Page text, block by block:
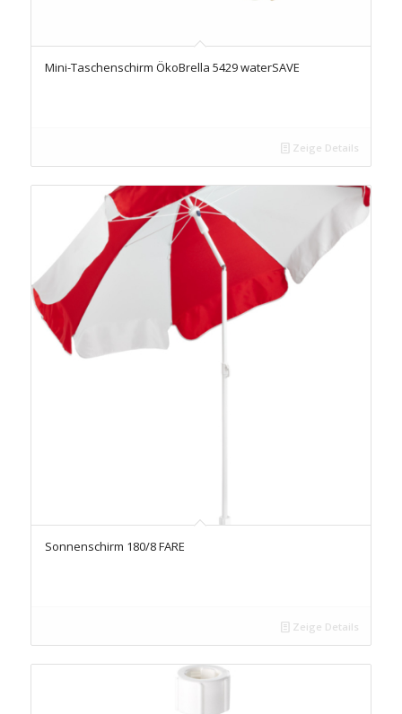
Mini-Taschenschirm ÖkoBrella 5429 waterSAVE
Zeige Details
Sonnenschirm 180/8 FARE
Zeige Details